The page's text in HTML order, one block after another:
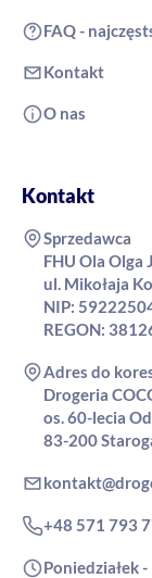
FAQ -
Kontakt
O nas
Kontakt
Sprzedawca
FHU Ola Olga
ul. Mikołaja
NIP:
REGON:
Adres do
Drogeria
os. 60-lecia
83-200
+48 571 793
Poniedziałek